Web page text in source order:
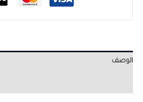
الوصف